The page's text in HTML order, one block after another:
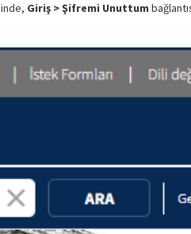
Giriş > Şifremi Unuttum